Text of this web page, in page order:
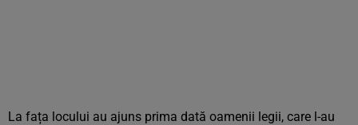
La fața locului au ajuns prima dată oamenii legii, care l-au